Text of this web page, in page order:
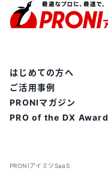
PRONIアイミツSaaS
はじめての方へ
ご活用事例
PRONIマガジン
PRO of the DX Award